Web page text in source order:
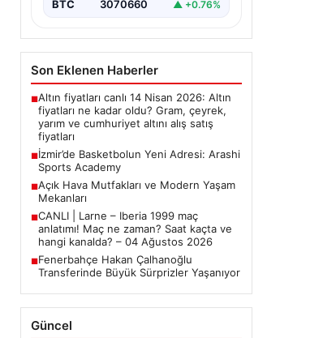
BTC 3070660 ▲ +0.76%
Son Eklenen Haberler
■Altın fiyatları canlı 14 Nisan 2026: Altın
fiyatları ne kadar oldu? Gram, çeyrek,
yarım ve cumhuriyet altını alış satış
fiyatları
■İzmir’de Basketbolun Yeni Adresi: Arashi
Sports Academy
■Açık Hava Mutfakları ve Modern Yaşam
Mekanları
■CANLI | Larne – Iberia 1999 maç
anlatımı! Maç ne zaman? Saat kaçta ve
hangi kanalda? – 04 Ağustos 2026
■Fenerbahçe Hakan Çalhanoğlu
Transferinde Büyük Sürprizler Yaşanıyor
Güncel